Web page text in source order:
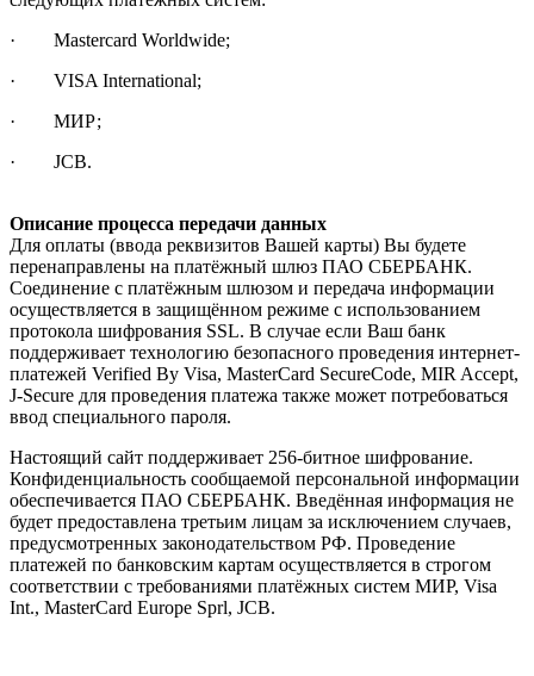
· Mastercard Worldwide;
· VISA International;
· МИР;
· JCB.
Описание процесса передачи данных
Для оплаты (ввода реквизитов Вашей карты) Вы будете
перенаправлены на платёжный шлюз ПАО СБЕРБАНК.
Соединение с платёжным шлюзом и передача информации
осуществляется в защищённом режиме с использованием
протокола шифрования SSL. В случае если Ваш банк
поддерживает технологию безопасного проведения интернет-
платежей Verified By Visa, MasterCard SecureCode, MIR Accept,
J-Secure для проведения платежа также может потребоваться
ввод специального пароля.
Настоящий сайт поддерживает 256-битное шифрование.
Конфиденциальность сообщаемой персональной информации
обеспечивается ПАО СБЕРБАНК. Введённая информация не
будет предоставлена третьим лицам за исключением случаев,
предусмотренных законодательством РФ. Проведение
платежей по банковским картам осуществляется в строгом
соответствии с требованиями платёжных систем МИР, Visa
Int., MasterCard Europe Sprl, JCB.